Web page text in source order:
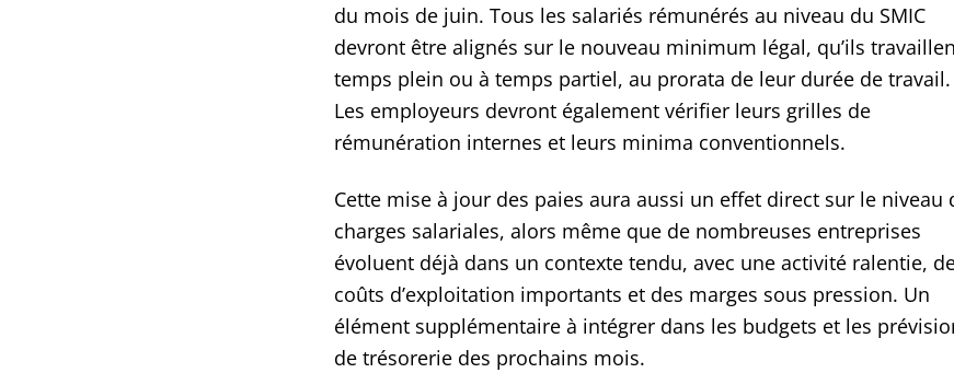
du mois de juin. Tous les salariés rémunérés au niveau du SMIC
devront être alignés sur le nouveau minimum légal, qu’ils
temps plein ou à temps partiel, au prorata de leur durée de travail.
Les employeurs devront également vérifier leurs grilles de
rémunération internes et leurs minima conventionnels.
Cette mise à jour des paies aura aussi un effet direct sur le niveau
charges salariales, alors même que de nombreuses entreprises
évoluent déjà dans un contexte tendu, avec une activité ralentie,
coûts d’exploitation importants et des marges sous pression. Un
élément supplémentaire à intégrer dans les budgets et les
de trésorerie des prochains mois.